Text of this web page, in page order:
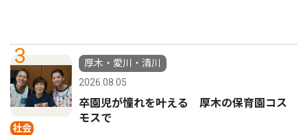
3
社会
厚木・愛川・清川
2026.08.05
卒園児が憧れを叶える 厚木の保育園コス
モスで